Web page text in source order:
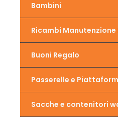
Bambini
Ricambi
Buoni Regalo
Passerelle e
Sacche e contenitori